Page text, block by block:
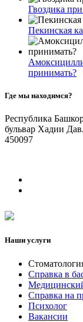
Гвоздика
Пекинская
принимать?
Где мы находимся?
Республика
бульвар Хадии
450097
Наши услуги
Справка в
Справка на
Психолог
Вакансии